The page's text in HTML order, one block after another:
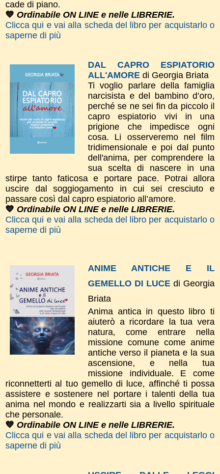
cade di piano.
💙 Ordinabile ON LINE e nelle LIBRERIE.
Clicca qui e vai alla scheda del libro per acquistarlo o
saperne di più
DAL CAPRO ESPIATORIO
ALL'AMORE di Georgia Briata
Ti voglio parlare della famiglia
narcisista e del bambino d’oro,
perché se ne sei fin da piccolo il
capro espiatorio vivi in una
prigione che impedisce ogni
cosa. Li osserveremo nel film
tridimensionale e poi dal punto
dell'anima, per comprendere la
sua scelta di nascere in una
stirpe tanto faticosa e portare pace. Potrai allora
uscire dal soggiogamento in cui sei cresciuto e
passare così dal capro espiatorio all’amore.
💙 Ordinabile ON LINE e nelle LIBRERIE.
Clicca qui e vai alla scheda del libro per acquistarlo o
saperne di più
ANIME ANTICHE E IL
GEMELLO DI LUCE di Georgia
Briata
Anima antica in questo libro ti
aiuterò a ricordare la tua vera
natura, come entrare nella
missione comune come anime
antiche verso il pianeta e la sua
ascensione, e nella tua
missione individuale. E come
riconnetterti al tuo gemello di luce, affinché ti possa
assistere e sostenere nel portare i talenti della tua
anima nel mondo e realizzarti sia a livello spirituale
che personale.
💙 Ordinabile ON LINE e nelle LIBRERIE.
Clicca qui e vai alla scheda del libro per acquistarlo o
saperne di più